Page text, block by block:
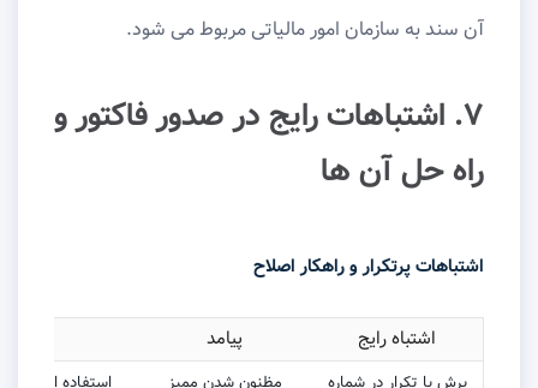
آن سند به سازمان امور مالیاتی مربوط می شود.
۷. اشتباهات رایج در صدور فاکتور و
راه حل آن ها
اشتباهات پرتکرار و راهکار اصلاح
اشتباه رایج پیامد
پرش یا تکرار در شماره مظنون شدن ممیز استفاده از یک